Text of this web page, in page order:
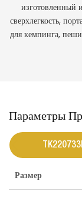
изготовленный
сверхлегкость,
для кемпинга,
Параметры
Размер